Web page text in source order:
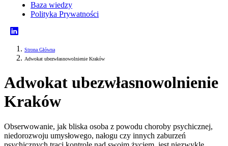
Baza wiedzy
Polityka Prywatności
Strona Główna
Adwokat ubezwłasnowolnienie Kraków
Adwokat ubezwłasnowolnienie
Kraków
Obserwowanie, jak bliska osoba z powodu choroby psychicznej,
niedorozwoju umysłowego, nałogu czy innych zaburzeń